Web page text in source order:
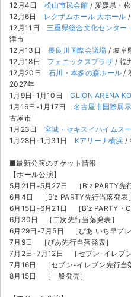
12月4日 松山市民会館 / 愛媛県・
12月6日 レクザムホール 大ホール
12月11日三重県総合文化センター
津市
12月13日長良川国際会議場 / 岐阜
12月18日 フェニックスプラザ/ 福
12月20日石川・本多の森ホール /
2027年
1月9日-1月10日GLION ARENA
1月16日-1月17日 名古屋市国際展
古屋市
1月23日 宮城・セキスイハイムス
1月28日-1月31日 Kアリーナ横浜 /
■最新公演のチケット情報
【ホール公演】
5月21日-5月27日 ［B’z PARTY先行
6月4日 ［B’z PARTY先行当落発表］
6月15日-6月21日 ［B’z PARTY・
6月30日 ［二次先行当落発表］
6月29日-7月5日 ［ぴあ いち早プレ
7月9日 ［ぴあ先行当落発表］
7月2日-7月12日 ［セブン-イレブン
7月16日 ［セブン-イレブン先行当
8月15日 ［一般発売］